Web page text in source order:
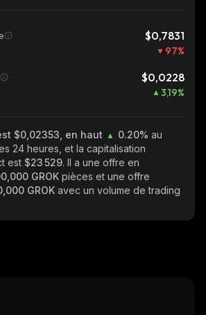
$0,7831
97%
$0,0228
3,19%
$0,02353, en haut 0.20% au
24 heures, et la capitalisation
est $23 529. Il a une offre en
GROK pièces et une offre
GROK avec un volume de trading